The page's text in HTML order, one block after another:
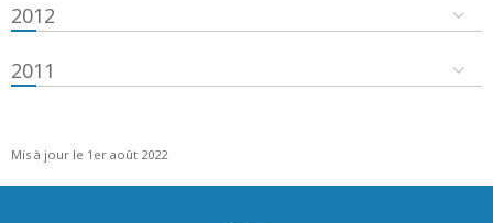
2012
2011
Mis à jour le 1er août 2022